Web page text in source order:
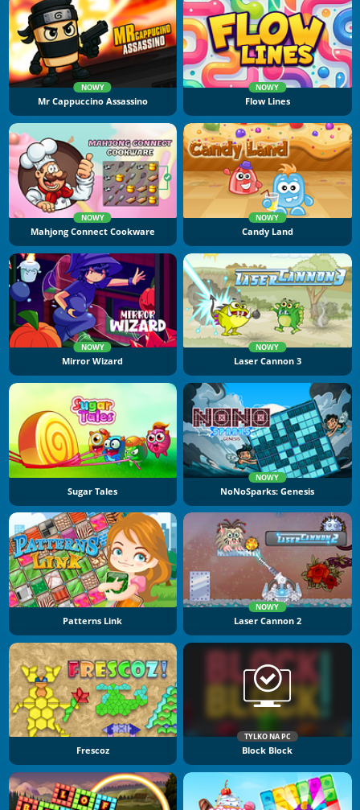
NOWY
Mr Cappuccino Assassino
NOWY
Flow Lines
NOWY
Mahjong Connect Cookware
NOWY
Candy Land
NOWY
Mirror Wizard
NOWY
Laser Cannon 3
Sugar Tales
NOWY
NoNoSparks: Genesis
Patterns Link
NOWY
Laser Cannon 2
Frescoz
TYLKO NA PC
Block Block